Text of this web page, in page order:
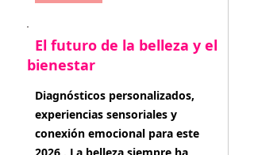
El futuro de la belleza y el
bienestar
enero 15, 2026
Diagnósticos personalizados,
experiencias sensoriales y
conexión emocional para este